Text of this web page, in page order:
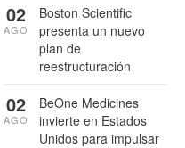
Boston Scientific
presenta un nuevo
plan de
reestructuración
02
AGO
BeOne Medicines
invierte en Estados
Unidos para impulsar
02
AGO